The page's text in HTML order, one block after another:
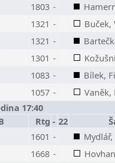
1803 -
1321 -
Buček,
1321 -
1301 -
1083 -
Bílek,
1057 -
Vaněk,
17:40
Rtg - 22
1601 -
1668 -